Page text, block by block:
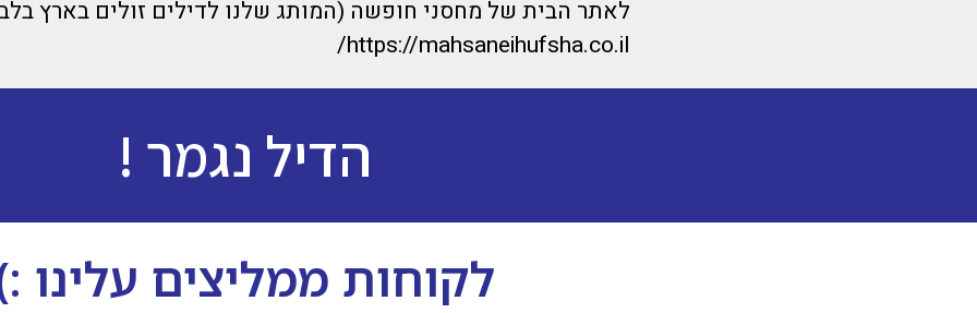
לאתר הבית של מחסני חופשה (המותג שלנו לדילים זולים בארץ
https://mahsaneihufsha.co.il/
הדיל נגמר !
לקוחות ממליצים עלינו